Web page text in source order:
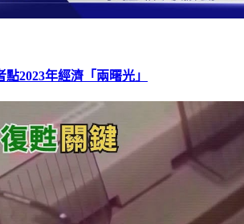
2023年經濟「兩曙光」